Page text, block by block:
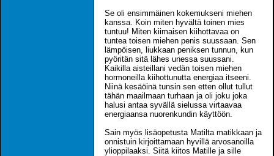
Se oli ensimmäinen kokemukseni miehen
kanssa. Koin miten hyvältä toinen mies
tuntuu! Miten kiimaisen kiihottavaa on
tuntea toisen miehen penis suussaan. Sen
lämpöisen, liukkaan peniksen tunnun, kun
pyöritän sitä lähes unessa suussani.
Kaikilla aisteillani vedän toisen miehen
hormoneilla kiihottunutta energiaa itseeni.
Niinä kesäöinä tunsin sen etten ollut tullut
tähän maailmaan turhaan ja oli joku joka
halusi antaa syvällä sielussa virtaavaa
energiaansa nuorenkundin käyttöön.
Sain myös lisäopetusta Matilta matikkaan ja
onnistuin kirjoittamaan hyvillä arvosanoilla
ylioppilaaksi. Siitä kiitos Matille ja sille